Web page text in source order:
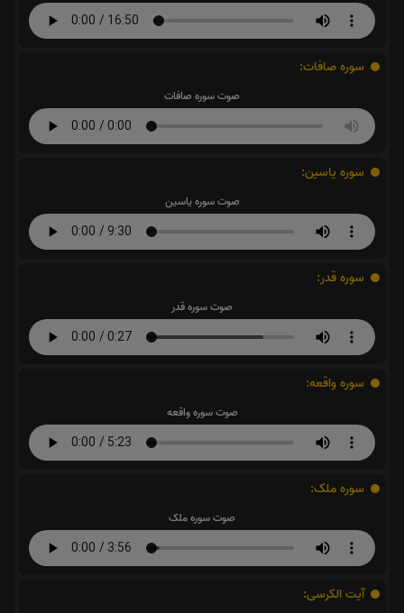
سوره صافات:
صوت سوره صافات
سوره یاسین:
صوت سوره یاسین
سوره قدر:
صوت سوره قدر
سوره واقعه:
صوت سوره واقعه
سوره ملک:
صوت سوره ملک
آیت الکرسی: